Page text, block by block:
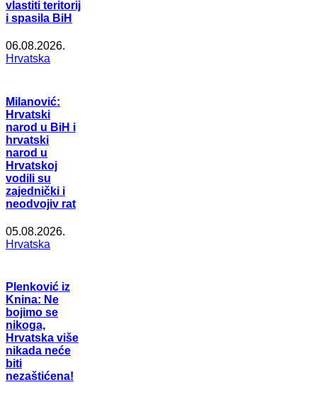
vlastiti teritorij
i spasila BiH
06.08.2026.
Hrvatska
Milanović:
Hrvatski
narod u BiH i
hrvatski
narod u
Hrvatskoj
vodili su
zajednički i
neodvojiv rat
05.08.2026.
Hrvatska
Plenković iz
Knina: Ne
bojimo se
nikoga,
Hrvatska više
nikada neće
biti
nezaštićena!